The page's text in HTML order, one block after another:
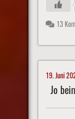
13
19. Juni
Jo